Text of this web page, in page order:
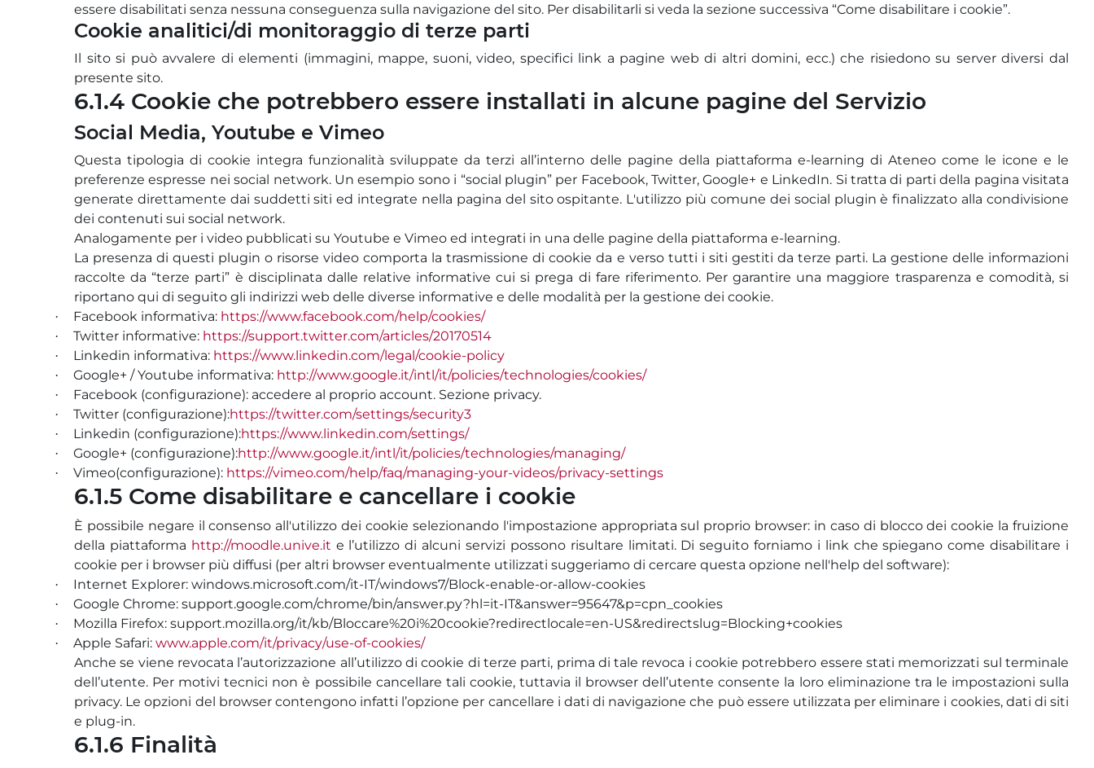
essere disabilitati senza nessuna conseguenza sulla navigazione del sito. Per disabilitarli si veda la sezione successiva “Come disabilitare i cookie”.
Cookie analitici/di monitoraggio di terze parti
Il sito si può avvalere di elementi (immagini, mappe, suoni, video, specifici link a pagine web di altri domini, ecc.) che risiedono su server diversi dal
presente sito.
6.1.4 Cookie che potrebbero essere installati in alcune pagine del Servizio
Social Media, Youtube e Vimeo
Questa tipologia di cookie integra funzionalità sviluppate da terzi all’interno delle pagine della piattaforma e-learning di Ateneo come le icone e le
preferenze espresse nei social network. Un esempio sono i “social plugin” per Facebook, Twitter, Google+ e LinkedIn. Si tratta di parti della pagina visitata
generate direttamente dai suddetti siti ed integrate nella pagina del sito ospitante. L'utilizzo più comune dei social plugin è finalizzato alla condivisione
dei contenuti sui social network.
Analogamente per i video pubblicati su Youtube e Vimeo ed integrati in una delle pagine della piattaforma e-learning.
La presenza di questi plugin o risorse video comporta la trasmissione di cookie da e verso tutti i siti gestiti da terze parti. La gestione delle informazioni
raccolte da “terze parti” è disciplinata dalle relative informative cui si prega di fare riferimento. Per garantire una maggiore trasparenza e comodità, si
riportano qui di seguito gli indirizzi web delle diverse informative e delle modalità per la gestione dei cookie.
· Facebook informativa: https://www.facebook.com/help/cookies/
· Twitter informative: https://support.twitter.com/articles/20170514
· Linkedin informativa: https://www.linkedin.com/legal/cookie-policy
· Google+ / Youtube informativa: http://www.google.it/intl/it/policies/technologies/cookies/
· Facebook (configurazione): accedere al proprio account. Sezione privacy.
· Twitter (configurazione):https://twitter.com/settings/security3
· Linkedin (configurazione):https://www.linkedin.com/settings/
· Google+ (configurazione):http://www.google.it/intl/it/policies/technologies/managing/
· Vimeo(configurazione): https://vimeo.com/help/faq/managing-your-videos/privacy-settings
6.1.5 Come disabilitare e cancellare i cookie
È possibile negare il consenso all'utilizzo dei cookie selezionando l'impostazione appropriata sul proprio browser: in caso di blocco dei cookie la fruizione
della piattaforma http://moodle.unive.it e l’utilizzo di alcuni servizi possono risultare limitati. Di seguito forniamo i link che spiegano come disabilitare i
cookie per i browser più diffusi (per altri browser eventualmente utilizzati suggeriamo di cercare questa opzione nell'help del software):
· Internet Explorer: windows.microsoft.com/it-IT/windows7/Block-enable-or-allow-cookies
· Google Chrome: support.google.com/chrome/bin/answer.py?hl=it-IT&answer=95647&p=cpn_cookies
· Mozilla Firefox: support.mozilla.org/it/kb/Bloccare%20i%20cookie?redirectlocale=en-US&redirectslug=Blocking+cookies
· Apple Safari: www.apple.com/it/privacy/use-of-cookies/
Anche se viene revocata l’autorizzazione all’utilizzo di cookie di terze parti, prima di tale revoca i cookie potrebbero essere stati memorizzati sul terminale
dell’utente. Per motivi tecnici non è possibile cancellare tali cookie, tuttavia il browser dell’utente consente la loro eliminazione tra le impostazioni sulla
privacy. Le opzioni del browser contengono infatti l’opzione per cancellare i dati di navigazione che può essere utilizzata per eliminare i cookies, dati di siti
e plug-in.
6.1.6 Finalità